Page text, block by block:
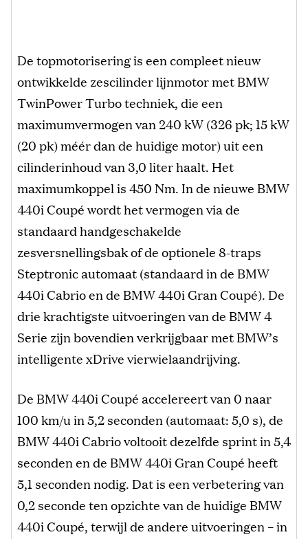
De topmotorisering is een compleet nieuw
ontwikkelde zescilinder lijnmotor met BMW
TwinPower Turbo techniek, die een
maximumvermogen van 240 kW (326 pk; 15 kW
(20 pk) méér dan de huidige motor) uit een
cilinderinhoud van 3,0 liter haalt. Het
maximumkoppel is 450 Nm. In de nieuwe BMW
440i Coupé wordt het vermogen via de
standaard handgeschakelde
zesversnellingsbak of de optionele 8-traps
Steptronic automaat (standaard in de BMW
440i Cabrio en de BMW 440i Gran Coupé). De
drie krachtigste uitvoeringen van de BMW 4
Serie zijn bovendien verkrijgbaar met BMW’s
intelligente xDrive vierwielaandrijving.
De BMW 440i Coupé accelereert van 0 naar
100 km/u in 5,2 seconden (automaat: 5,0 s), de
BMW 440i Cabrio voltooit dezelfde sprint in 5,4
seconden en de BMW 440i Gran Coupé heeft
5,1 seconden nodig. Dat is een verbetering van
0,2 seconde ten opzichte van de huidige BMW
440i Coupé, terwijl de andere uitvoeringen – in